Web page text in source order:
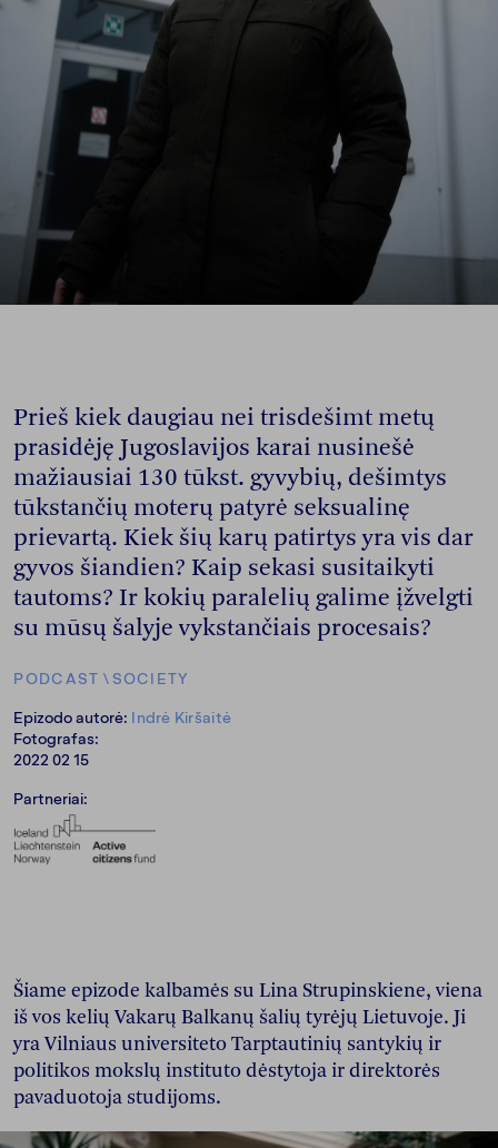
PODCAST \ SOCIETY
Epizodo autorė: Indrė Kiršaitė
Fotografas:
2022 02 15
Partneriai:
Prieš kiek daugiau nei trisdešimt metų
prasidėję Jugoslavijos karai nusinešė
mažiausiai 130 tūkst. gyvybių, dešimtys
tūkstančių moterų patyrė seksualinę
prievartą. Kiek šių karų patirtys yra vis dar
gyvos šiandien? Kaip sekasi susitaikyti
tautoms? Ir kokių paralelių galime įžvelgti
su mūsų šalyje vykstančiais procesais?
Šiame epizode kalbamės su Lina Strupinskiene, viena
iš vos kelių Vakarų Balkanų šalių tyrėjų Lietuvoje. Ji
yra Vilniaus universiteto Tarptautinių santykių ir
politikos mokslų instituto dėstytoja ir direktorės
pavaduotoja studijoms.